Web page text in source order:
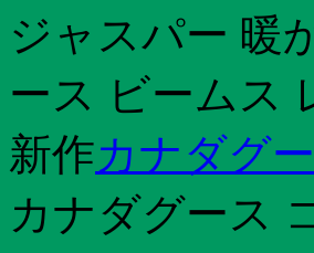
ジャスパー 暖
ース ビームス
新作カナダグ
カナダグース